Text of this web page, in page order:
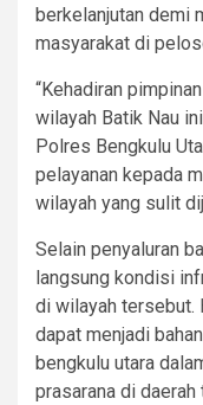
berkelanjutan demi
masyarakat di
“Kehadiran
wilayah Batik Nau
Polres Bengkulu
pelayanan kepada
wilayah yang sulit
Selain penyaluran
langsung kondisi
di wilayah tersebut.
dapat menjadi
bengkulu utara
prasarana di daerah